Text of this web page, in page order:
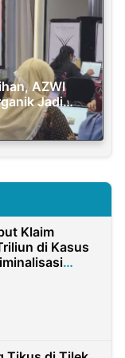
AZWI
Jadi
Klaim
di Kasus